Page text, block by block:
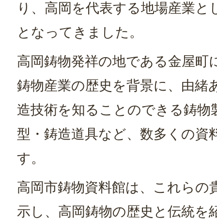
り、高岡を代表する地場産業と
となってきました。
高岡鋳物発祥の地である金屋
鋳物産業の歴史を背景に、由緒
造技術を知ることのできる鋳物
型・鋳造道具など、数多くの資
す。
高岡市鋳物資料館は、これらの
示し、高岡鋳物の歴史と伝統を